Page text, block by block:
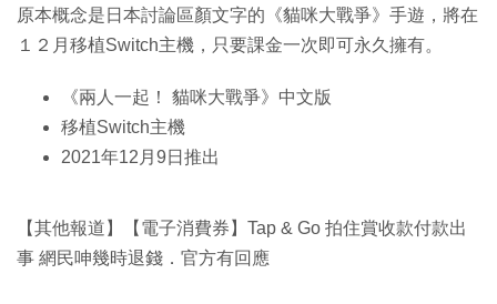
原本概念是日本討論區顏文字的《貓咪大戰爭》手遊，將在
１２月移植Switch主機，只要課金一次即可永久擁有。
《兩人一起！ 貓咪大戰爭》中文版
移植Switch主機
2021年12月9日推出
【其他報道】【電子消費券】Tap & Go 拍住賞收款付款出
事 網民呻幾時退錢．官方有回應